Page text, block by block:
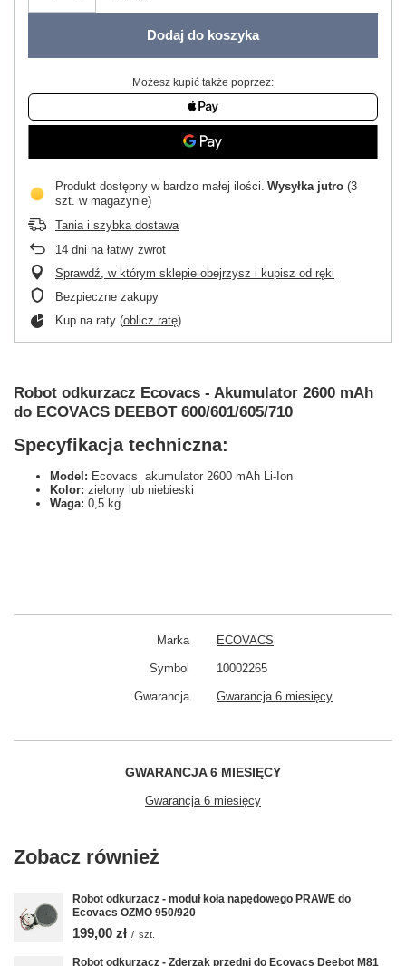
Dodaj do koszyka
Możesz kupić także poprzez:
Produkt dostępny w bardzo małej ilości Wysyłka jutro (3
szt. w magazynie)
Tania i szybka dostawa
14 dni na łatwy zwrot
Sprawdź, w którym sklepie obejrzysz i kupisz od ręki
Bezpieczne zakupy
Kup na raty (oblicz ratę)
Robot odkurzacz Ecovacs - Akumulator 2600 mAh
do ECOVACS DEEBOT 600/601/605/710
Specyfikacja techniczna:
Model: Ecovacs akumulator 2600 mAh Li-Ion
Kolor: zielony lub niebieski
Waga: 0,5 kg
Marka ECOVACS
Symbol 10002265
Gwarancja Gwarancja 6 miesięcy
GWARANCJA 6 MIESIĘCY
Gwarancja 6 miesięcy
Zobacz również
Robot odkurzacz - moduł koła napędowego PRAWE do
Ecovacs OZMO 950/920
199,00 zł / szt.
Robot odkurzacz - Zderzak przedni do Ecovacs Deebot M81